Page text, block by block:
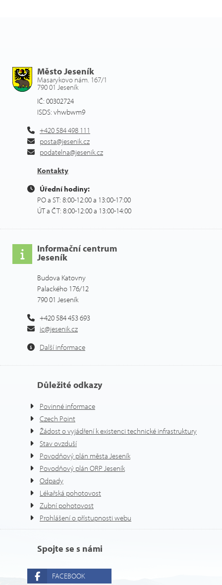
Město Jeseník
Masarykovo nám. 167/1
790 01 Jeseník
IČ: 00302724
ISDS: vhwbwm9
+420 584 498 111
posta@jesenik.cz
podatelna@jesenik.cz
Kontakty
Úřední hodiny:
PO a ST: 8:00-12:00 a 13:00-17:00
ÚT a ČT: 8:00-12:00 a 13:00-14:00
Informační centrum
Jeseník
Budova Katovny
Palackého 176/12
790 01 Jeseník
+420 584 453 693
ic@jesenik.cz
Další informace
Důležité odkazy
Povinné informace
Czech Point
Žádost o vyjádření k existenci technické infrastruktury
Stav ovzduší
Povodňový plán města Jeseník
Povodňový plán ORP Jeseník
Odpady
Lékařská pohotovost
Zubní pohotovost
Prohlášení o přístupnosti webu
Spojte se s námi
FACEBOOK